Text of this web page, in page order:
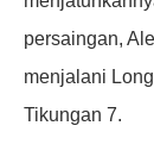
persaingan,
menjalani
Tikungan 7.